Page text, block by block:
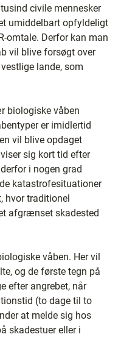
civile mennesker
umiddelbart opfyldeligt
omtale. Derfor kan man
vil blive forsøgt over
lande, som
biologiske våben
er imidlertid
vil blive opdaget
sig kort tid efter
i nogen grad
katastrofesituationer
hvor traditionel
afgrænset skadested
våben. Her vil
og de første tegn på
efter angrebet, når
(to dage til to
at melde sig hos
skadestuer eller i